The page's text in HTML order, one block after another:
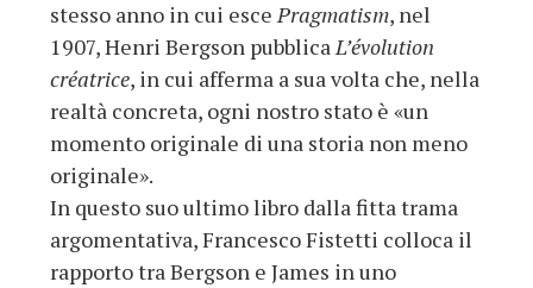
stesso anno in cui escePragmatism, nel
1907, Henri Bergson pubblicaL’évolution
créatrice, in cui afferma a sua volta che, nella
realtà concreta, ogni nostro stato è «un
momento originale di una storia non meno
originale».
In questo suo ultimo libro dalla fitta trama
argomentativa, Francesco Fistetti colloca il
rapporto tra Bergson e James in uno